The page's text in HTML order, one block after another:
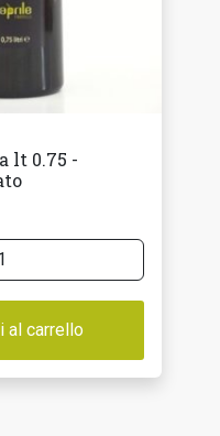
lt 0.75 -
al carrello